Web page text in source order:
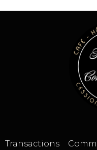
Transactions